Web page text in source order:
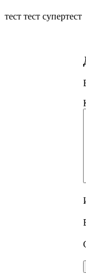
тест тест супертест